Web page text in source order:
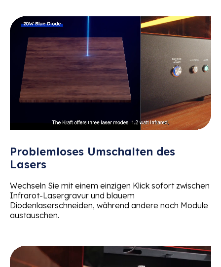
Problemloses Umschalten des
Lasers
Wechseln Sie mit einem einzigen Klick sofort zwischen
Infrarot-Lasergravur und blauem
Diodenlaserschneiden, während andere noch Module
austauschen.